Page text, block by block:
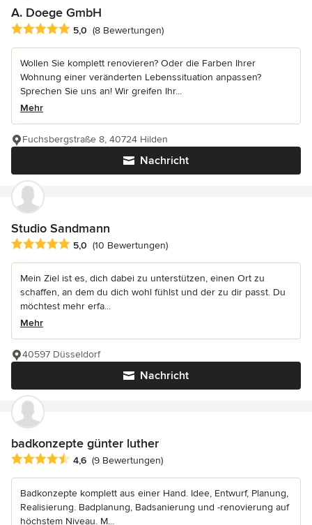
A. Doege GmbH
Durchschnittliche Bewertung: 5 von 5 Sternen
5,0 (8 Bewertungen)
Wollen Sie komplett renovieren? Oder die Farben Ihrer
Wohnung einer veränderten Lebenssituation anpassen?
Sprechen Sie uns an! Wir greifen Ihr...
Mehr
Nachricht
Fuchsbergstraße 8, 40724 Hilden
Studio Sandmann
Durchschnittliche Bewertung: 5 von 5 Sternen
5,0 (10 Bewertungen)
Mein Ziel ist es, dich dabei zu unterstützen, einen Ort zu
schaffen, an dem du dich wohl fühlst und der zu dir passt. Du
möchtest mehr erfa...
Mehr
Nachricht
40597 Düsseldorf
badkonzepte günter luther
Durchschnittliche Bewertung: 4.6 von 5 Sternen
4,6 (9 Bewertungen)
Badkonzepte komplett aus einer Hand. Idee, Entwurf, Planung,
Realisierung. Badplanung, Badsanierung und -renovierung auf
höchstem Niveau. M...